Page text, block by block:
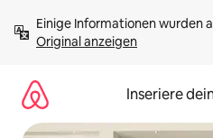
Inhalten
springenOriginal anzeigen
Inseriere